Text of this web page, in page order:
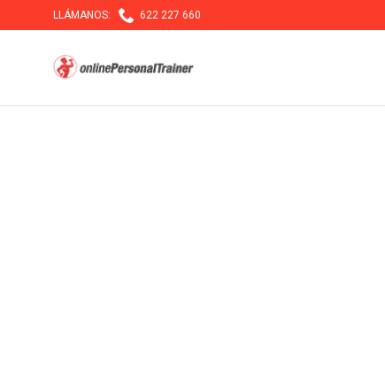
LLÁMANOS:  622 227 660